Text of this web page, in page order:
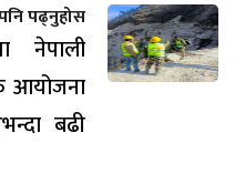
पढ्नुहोस
नेपाली
आयोजना
बढी